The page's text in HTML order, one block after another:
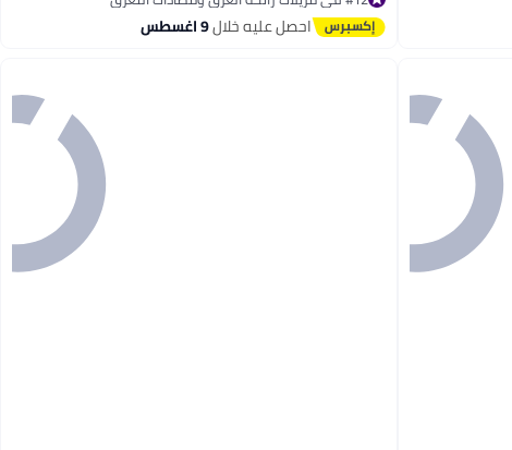
توصيل مجاني
بتخلّص بسرعةاحصل عليه خلال9 اغسطس